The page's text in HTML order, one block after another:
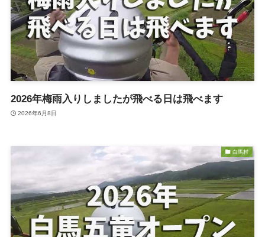
2026年梅雨入りしましたが飛べる日は飛べます
2026年6月8日
白馬村